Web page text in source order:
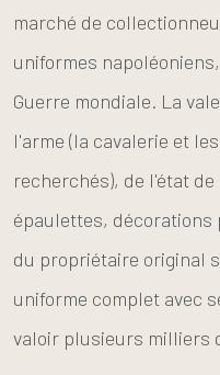
marché de
uniformes
Guerre mondiale. La
l'arme (la cavalerie et
recherchés), de l'état
épaulettes,
du propriétaire original
uniforme complet avec
valoir plusieurs milliers